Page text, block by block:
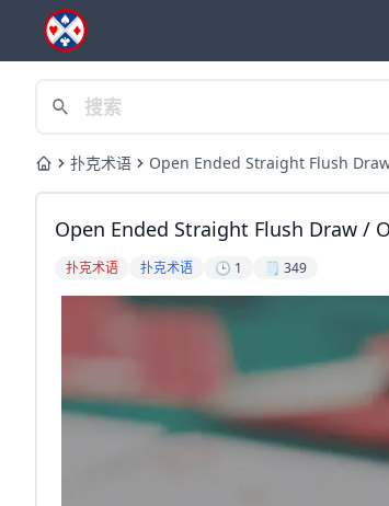
Home扑克术语 Open Ended Straight Flush
Open Ended Straight Flush Draw /
扑克术语 扑克术语 🕒 1 🗒️ 349